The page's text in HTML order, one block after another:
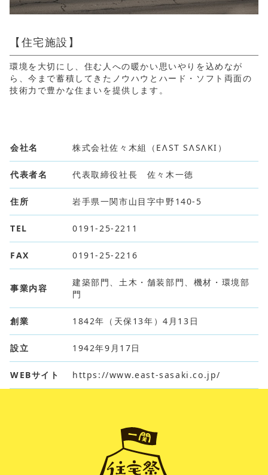
【住宅施設】
環境を大切にし、住む人への暖かい思いやりを込めなが
ら、今まで蓄積してきたノウハウとハード・ソフト両面の
技術力で豊かな住まいを提供します。
会社名 株式会社佐々木組（EΛST SΛSΛKI）
代表者名 代表取締役社長 佐々木一徳
住所 岩手県一関市山目字中野140-5
TEL 0191-25-2211
FAX 0191-25-2216
事業内容
建築部門、土木・舗装部門、機材・環境部
門
創業 1842年（天保13年）4月13日
設立 1942年9月17日
WEBサイト https://www.east-sasaki.co.jp/